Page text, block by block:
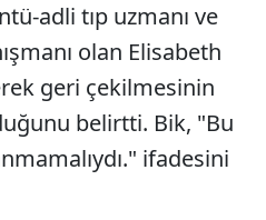
adli tıp uzmanı ve
olan Elisabeth
geri çekilmesinin
belirtti. Bik, "Bu
ifadesini